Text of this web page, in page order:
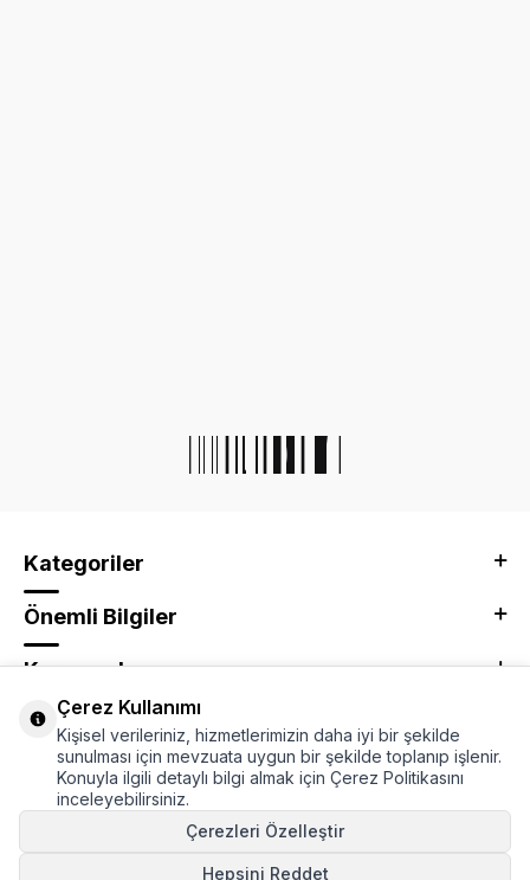
Kategoriler
Önemli Bilgiler
Kurumsal
Adres & İletişim
Çerez Kullanımı
Kişisel verileriniz, hizmetlerimizin daha iyi bir şekilde
sunulması için mevzuata uygun bir şekilde toplanıp işlenir.
Konuyla ilgili detaylı bilgi almak için Çerez Politikasını
inceleyebilirsiniz.
Çerezleri Özelleştir
Hepsini Reddet